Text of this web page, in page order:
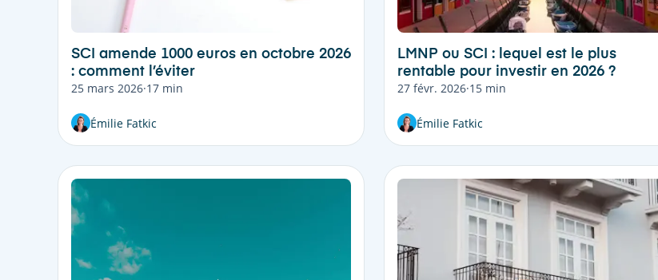
SCI amende 1000 euros en octobre 2026
: comment l’éviter
25 mars 2026·17 min
Émilie Fatkic
LMNP ou SCI : lequel est le plus
rentable pour investir en 2026 ?
27 févr. 2026·15 min
Émilie Fatkic